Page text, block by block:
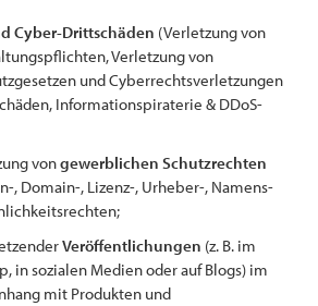
Cyber-Drittschäden (Verletzung von
Verletzung von
und Cyberrechtsverletzungen
Informationspiraterie & DDoS-
vongewerblichen Schutzrechten
, Domain-, Lizenz-, Urheber-, Namens-
Veröffentlichungen (z. B. im
in sozialen Medien oder auf Blogs) im
mit Produkten und